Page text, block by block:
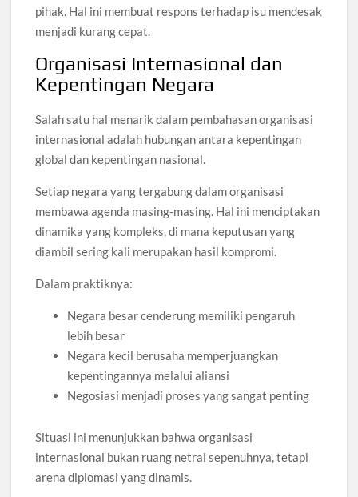
pihak. Hal ini membuat respons terhadap isu mendesak
menjadi kurang cepat.
Organisasi Internasional dan
Kepentingan Negara
Salah satu hal menarik dalam pembahasan organisasi
internasional adalah hubungan antara kepentingan
global dan kepentingan nasional.
Setiap negara yang tergabung dalam organisasi
membawa agenda masing-masing. Hal ini menciptakan
dinamika yang kompleks, di mana keputusan yang
diambil sering kali merupakan hasil kompromi.
Dalam praktiknya:
Negara besar cenderung memiliki pengaruh
lebih besar
Negara kecil berusaha memperjuangkan
kepentingannya melalui aliansi
Negosiasi menjadi proses yang sangat penting
Situasi ini menunjukkan bahwa organisasi
internasional bukan ruang netral sepenuhnya, tetapi
arena diplomasi yang dinamis.